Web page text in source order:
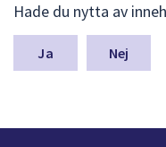
ä
m
a
n
Hade du nytta av
Nej